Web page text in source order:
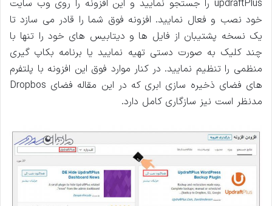
updraftPlus را جستجو نمایید و این افزونه را روی وب سایت
خود نصب و فعال نمایید. افزونه فوق شما را قادر می سازد تا
یک نسخه پشتیبان از فایل ها و دیتابیس های خود را تنها با
چند کلیک به صورت دستی تهیه نمایید یا برنامه بکاپ گیری
منظمی را تنظیم نمایید. در کنار موارد فوق این افزونه با پلتفرم
های فضای ذخیره سازی ابری که در این مقاله فضای Dropbos
مدنظر است نیز سازگاری کامل دارد.